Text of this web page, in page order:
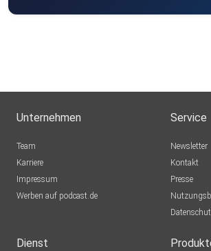
Unternehmen
Team
Karriere
Impressum
Werben auf podcast.de
Service
Newsletter
Kontakt
Presse
Dienst